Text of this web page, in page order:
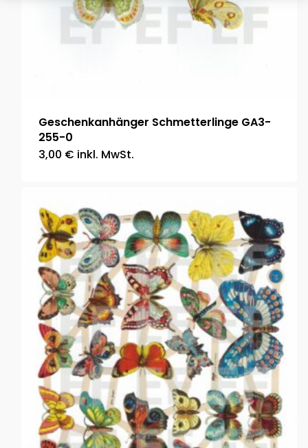
Geschenkanhänger Schmetterlinge GA3-
255-0
3,00 € inkl. MwSt.